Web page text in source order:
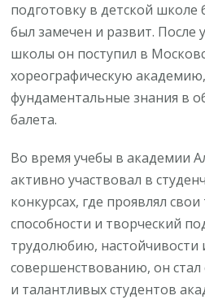
подготовку в детской школе
был замечен и развит. После
школы он поступил в
хореографическую
фундаментальные знания в
балета.
Во время учебы в академии
активно участвовал в
конкурсах, где проявлял
способности и творческий
трудолюбию,
совершенствованию, он
и талантливых студентов